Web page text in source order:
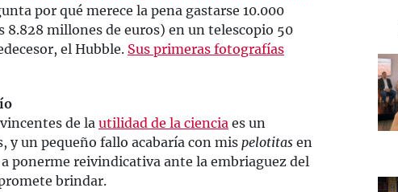
por qué merece la pena gastarse 10.000
8.828 millones de euros) en un telescopio 50
el Hubble. Sus primeras fotografías
de la utilidad de la ciencia es un
y un pequeño fallo acabaría con mispelotitas en
ponerme reivindicativa ante la embriaguez del
brindar.